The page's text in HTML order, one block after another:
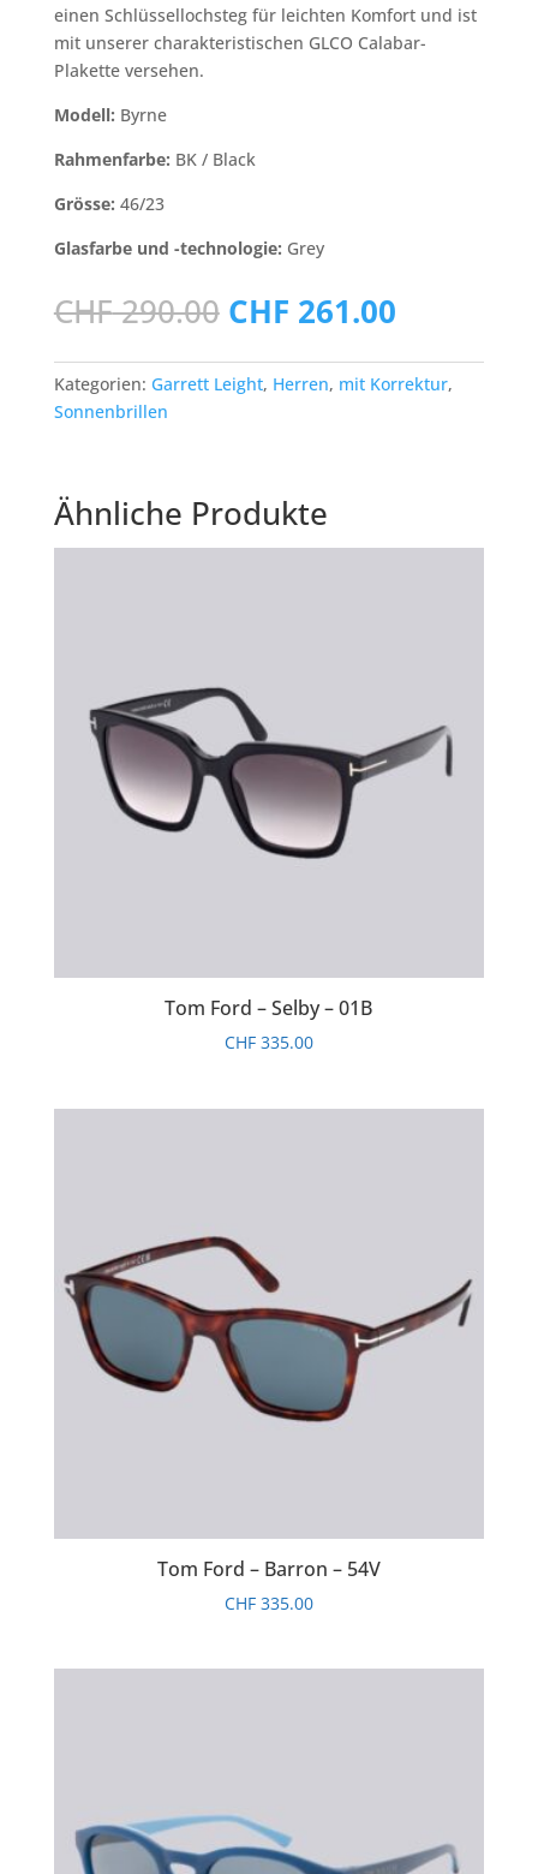
einen Schlüssellochsteg für leichten Komfort und ist
mit unserer charakteristischen GLCO Calabar-
Plakette versehen.
Modell: Byrne
Rahmenfarbe: BK / Black
Grösse: 46/23
Glasfarbe und -technologie: Grey
CHF290.00 Ursprünglicher
Preis
war:
CHF 290.00
CHF 261.00Aktueller
ist:
CHF
Kategorien: Garrett Leight, Herren, mit Korrektur,
Sonnenbrillen
Ähnliche Produkte
Tom Ford – Selby – 01B
CHF335.00
Tom Ford – Barron – 54V
CHF335.00